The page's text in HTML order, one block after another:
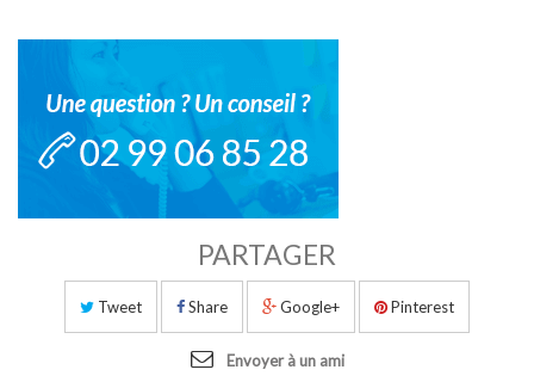
PARTAGER
Tweet Share Google+ Pinterest
Envoyer à un ami